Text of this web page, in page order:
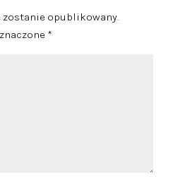
zostanie opublikowany.
*